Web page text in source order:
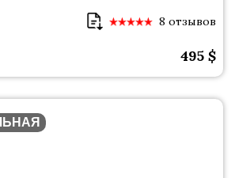
8 отзывов
495 $